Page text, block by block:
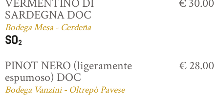
VERMENTINO DI
SARDEGNA DOC
Bodega Mesa - Cerdeña
€ 30.00
PINOT NERO (ligeramente
espumoso) DOC
Bodega Vanzini - Oltrepò Pavese
€ 28.00